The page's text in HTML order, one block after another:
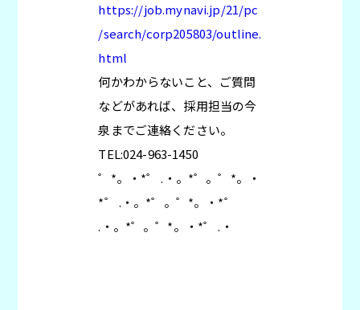
https://job.mynavi.jp/21/pc
/search/corp205803/outline.
html
何かわからないこと、ご質問
などがあれば、採用担当の今
泉までご連絡ください。
TEL:024-963-1450
゜*。・*゜ .・。*゜。゜*。・
*゜ .・。*゜。゜*。・*゜
.・。*゜。゜*。・*゜ .・